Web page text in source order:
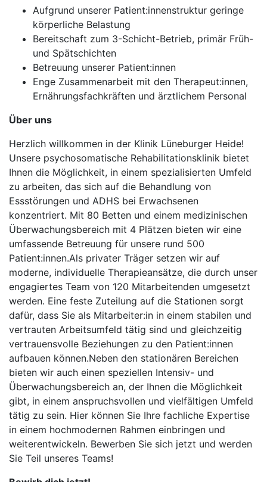
Aufgrund unserer Patient:innenstruktur geringe
körperliche Belastung
Bereitschaft zum 3-Schicht-Betrieb, primär Früh-
und Spätschichten
Betreuung unserer Patient:innen
Enge Zusammenarbeit mit den Therapeut:innen,
Ernährungsfachkräften und ärztlichem Personal
Über uns
Herzlich willkommen in der Klinik Lüneburger Heide!
Unsere psychosomatische Rehabilitationsklinik bietet
Ihnen die Möglichkeit, in einem spezialisierten Umfeld
zu arbeiten, das sich auf die Behandlung von
Essstörungen und ADHS bei Erwachsenen
konzentriert. Mit 80 Betten und einem medizinischen
Überwachungsbereich mit 4 Plätzen bieten wir eine
umfassende Betreuung für unsere rund 500
Patient:innen.Als privater Träger setzen wir auf
moderne, individuelle Therapieansätze, die durch unser
engagiertes Team von 120 Mitarbeitenden umgesetzt
werden. Eine feste Zuteilung auf die Stationen sorgt
dafür, dass Sie als Mitarbeiter:in in einem stabilen und
vertrauten Arbeitsumfeld tätig sind und gleichzeitig
vertrauensvolle Beziehungen zu den Patient:innen
aufbauen können.Neben den stationären Bereichen
bieten wir auch einen speziellen Intensiv- und
Überwachungsbereich an, der Ihnen die Möglichkeit
gibt, in einem anspruchsvollen und vielfältigen Umfeld
tätig zu sein. Hier können Sie Ihre fachliche Expertise
in einem hochmodernen Rahmen einbringen und
weiterentwickeln. Bewerben Sie sich jetzt und werden
Sie Teil unseres Teams!